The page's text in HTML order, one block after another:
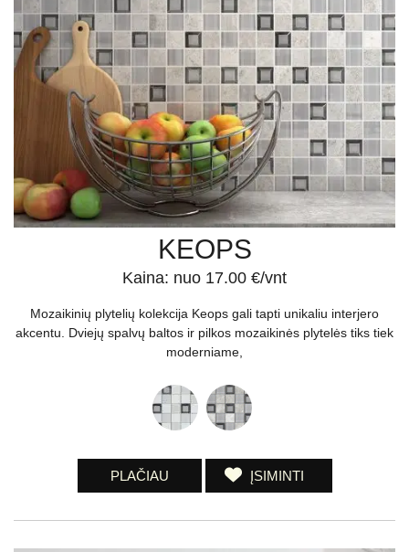
KEOPS
Kaina: nuo 17.00 €/vnt
Mozaikinių plytelių kolekcija Keops gali tapti unikaliu interjero
akcentu. Dviejų spalvų baltos ir pilkos mozaikinės plytelės tiks tiek
moderniame,
PLAČIAU ĮSIMINTI